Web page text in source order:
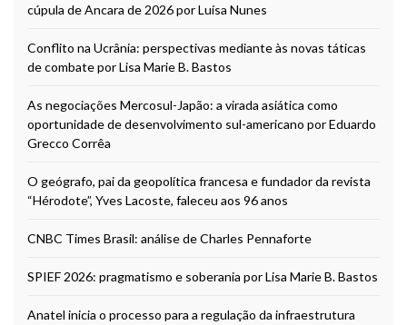
cúpula de Ancara de 2026 por Luísa Nunes
Conflito na Ucrânia: perspectivas mediante às novas táticas
de combate por Lisa Marie B. Bastos
As negociações Mercosul-Japão: a virada asiática como
oportunidade de desenvolvimento sul-americano por Eduardo
Grecco Corrêa
O geógrafo, pai da geopolítica francesa e fundador da revista
“Hérodote”, Yves Lacoste, faleceu aos 96 anos
CNBC Times Brasil: análise de Charles Pennaforte
SPIEF 2026: pragmatismo e soberania por Lisa Marie B. Bastos
Anatel inicia o processo para a regulação da infraestrutura